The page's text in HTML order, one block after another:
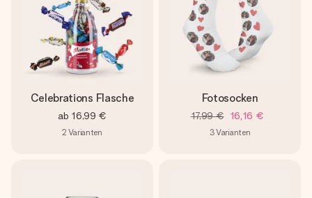
Celebrations Flasche
ab 16,99 €
2 Varianten
Fotosocken
17,99 € 16,16 €
3Varianten